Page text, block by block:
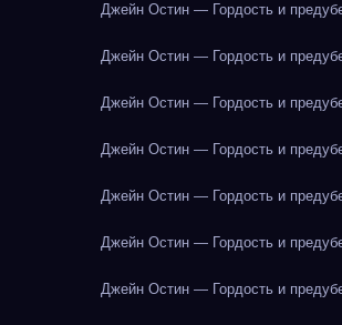
Джейн Остин — Гордость и
Джейн Остин — Гордость и
Джейн Остин — Гордость и
Джейн Остин — Гордость и
Джейн Остин — Гордость и
Джейн Остин — Гордость и
Джейн Остин — Гордость и